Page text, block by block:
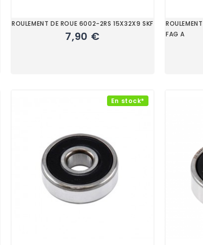
ROULEMENT DE ROUE 6002-2RS 15X32X9 SKF
7,90 €
FAG A
En stock*